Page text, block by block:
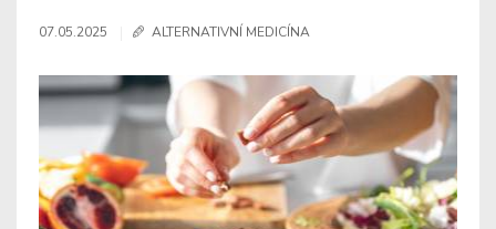
07.05.2025 ALTERNATIVNÍ MEDICÍNA